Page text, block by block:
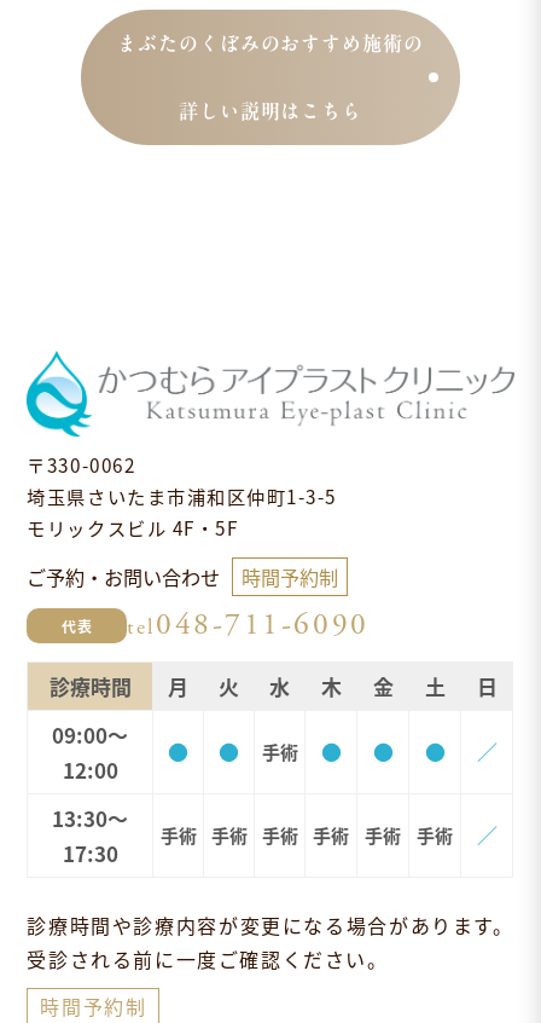
まぶたのくぼみのおすすめ施術の
詳しい説明はこちら
〒330-0062
埼玉県さいたま市浦和区仲町1-3-5
モリックスビル 4F・5F
ご予約・お問い合わせ 時間予約制
代表 tel048-711-6090
診療時間 月 火 水 木 金 土
日
09:00～
12:00
● ● 手術 ● ● ● ／
13:30～
17:30
手術 手術 手術 手術 手術 手術 ／
診療時間や診療内容が変更になる場合があります。
受診される前に一度ご確認ください。
時間予約制